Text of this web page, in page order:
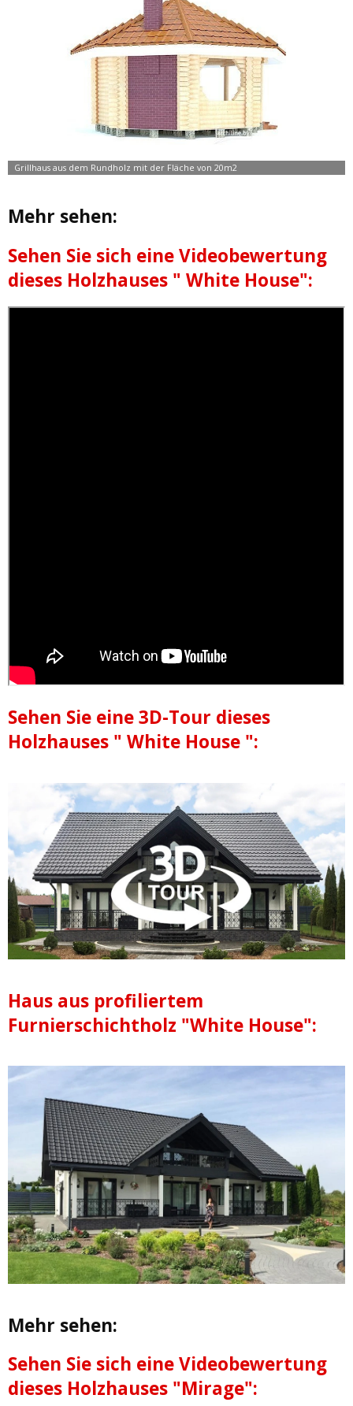
Mehr sehen:
Sehen Sie sich eine Videobewertung
dieses Holzhauses " White House":
Sehen Sie eine 3D-Tour dieses
Holzhauses " White House ":
Haus aus profiliertem
Furnierschichtholz "White House":
Mehr sehen:
Sehen Sie sich eine Videobewertung
dieses Holzhauses "Mirage":